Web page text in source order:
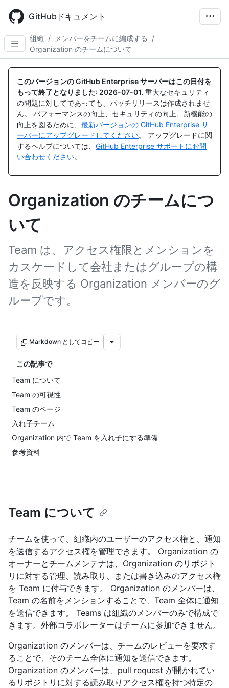
main
content
GitHubドキュメント
組織 / メンバーをチームに編成する
/
Organization のチームについて
このバージョンの GitHub Enterprise サーバーはこの日付を
もって終了となりました: 2026-07-01. 重大なセキュリティ
の問題に対してであっても、パッチリリースは作成されませ
ん。 パフォーマンスの向上、セキュリティの向上、新機能の
向上を図るために、 最新バージョンの GitHub Enterprise サ
ーバーにアップグレードしてください。 アップグレードに関
するヘルプについては、 GitHub Enterprise サポートにお問
い合わせください。
Organization のチームにつ
いて
Team は、アクセス権限とメンションを
カスケードして会社またはグループの構
造を反映する Organization メンバーのグ
ループです。
Markdown としてコピー
この記事で
Team について
Team の可視性
Team のページ
入れ子チーム
Organization 内で Team を入れ子にする準備
参考資料
Team について
チームを使って、組織内のユーザーのアクセス権と、通知
を送信するアクセス権を管理できます。 Organization の
オーナーとチームメンテナは、Organization のリポジト
リに対する管理、読み取り、または書き込みのアクセス権
を Team に付与できます。 Organization のメンバーは、
Team の名前をメンションすることで、Team 全体に通知
を送信できます。 Teams は組織のメンバーのみで構成で
きます。外部コラボレーターはチームに参加できません。
Organization のメンバーは、チームのレビューを要求す
ることで、そのチーム全体に通知を送信できます。
Organization のメンバーは、pull request が開かれてい
るリポジトリに対する読み取りアクセス権を持つ特定の